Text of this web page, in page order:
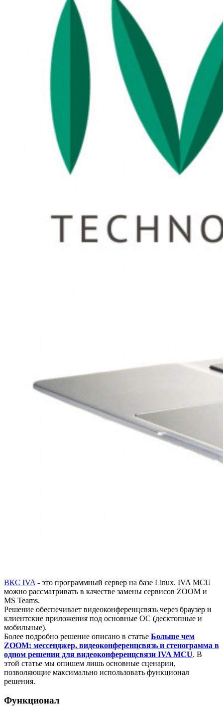
ВКС IVA - это программный сервер на базе Linux. IVA MCU
можно рассматривать в качестве замены сервисов ZOOM и
MS Teams.
Решение обеспечивает видеоконференцсвязь через браузер и
клиентские приложения под основные ОС (десктопные и
мобильные).
Более подробно решение описано в статье Больше чем
ZOOM: мессенджер, видеоконференцсвязь и стенограмма в
одном решении для видеоконференцсвязи IVA MCU. В
этой статье мы опишем лишь основные сценарии,
позволяющие максимально использовать функционал
решения.
Функционал